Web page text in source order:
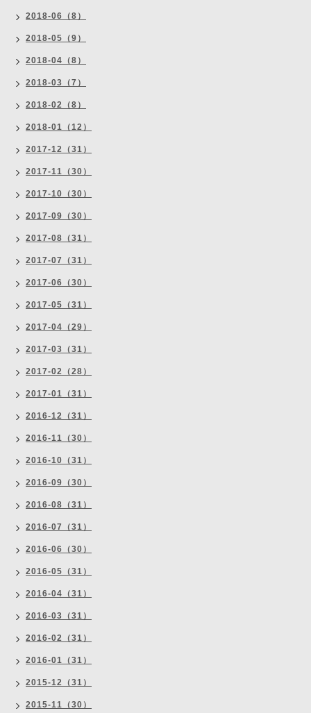
2018-06（8）
2018-05（9）
2018-04（8）
2018-03（7）
2018-02（8）
2018-01（12）
2017-12（31）
2017-11（30）
2017-10（30）
2017-09（30）
2017-08（31）
2017-07（31）
2017-06（30）
2017-05（31）
2017-04（29）
2017-03（31）
2017-02（28）
2017-01（31）
2016-12（31）
2016-11（30）
2016-10（31）
2016-09（30）
2016-08（31）
2016-07（31）
2016-06（30）
2016-05（31）
2016-04（31）
2016-03（31）
2016-02（31）
2016-01（31）
2015-12（31）
2015-11（30）